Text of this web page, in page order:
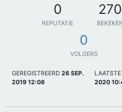
0
REPUTATIE
270
0
VOLGERS
GEREGISTREERD 26 SEP.
2019 12:08
LAATSTE
2020